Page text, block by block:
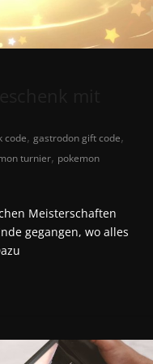
code, gastrodon gift code,
turnier, pokemon
Meisterschaften
gegangen, wo alles